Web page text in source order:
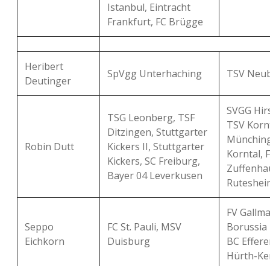
Istanbul, Eintracht
Frankfurt, FC Brügge
Heribert
Deutinger
SpVgg Unterhaching TSV
Robin Dutt
TSG Leonberg, TSF
Ditzingen, Stuttgarter
Kickers II, Stuttgarter
Kickers, SC Freiburg,
Bayer 04 Leverkusen
SVGG
TSV
Korntal,
Seppo
Eichkorn
FC St. Pauli, MSV
Duisburg
FV
Borussia
BC
Hürth-